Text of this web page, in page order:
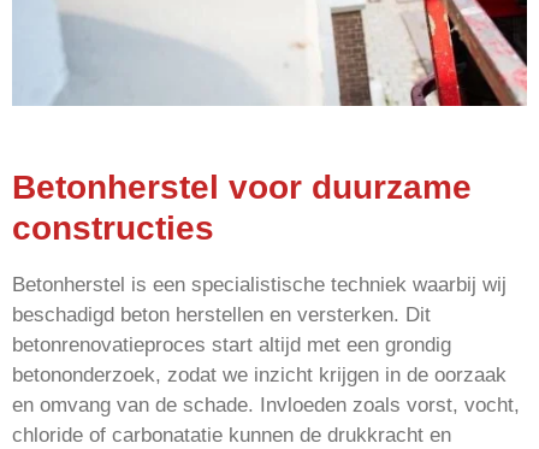
Betonherstel voor duurzame
constructies
Betonherstel is een specialistische techniek waarbij wij
beschadigd beton herstellen en versterken. Dit
betonrenovatieproces start altijd met een grondig
betononderzoek, zodat we inzicht krijgen in de oorzaak
en omvang van de schade. Invloeden zoals vorst, vocht,
chloride of carbonatatie kunnen de drukkracht en